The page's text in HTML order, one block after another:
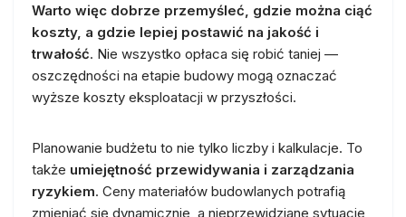
Warto więc dobrze przemyśleć, gdzie można ciąć
koszty, a gdzie lepiej postawić na jakość i
trwałość. Nie wszystko opłaca się robić taniej —
oszczędności na etapie budowy mogą oznaczać
wyższe koszty eksploatacji w przyszłości.
Planowanie budżetu to nie tylko liczby i kalkulacje. To
także umiejętność przewidywania i zarządzania
ryzykiem. Ceny materiałów budowlanych potrafią
zmieniać się dynamicznie, a nieprzewidziane sytuacje